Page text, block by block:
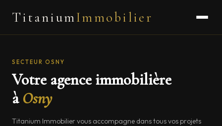
TitaniumImmobilier
SECTEUR OSNY
Votre agence immobilière
àOsny
Titanium Immobilier vous accompagne dans tous vos projets